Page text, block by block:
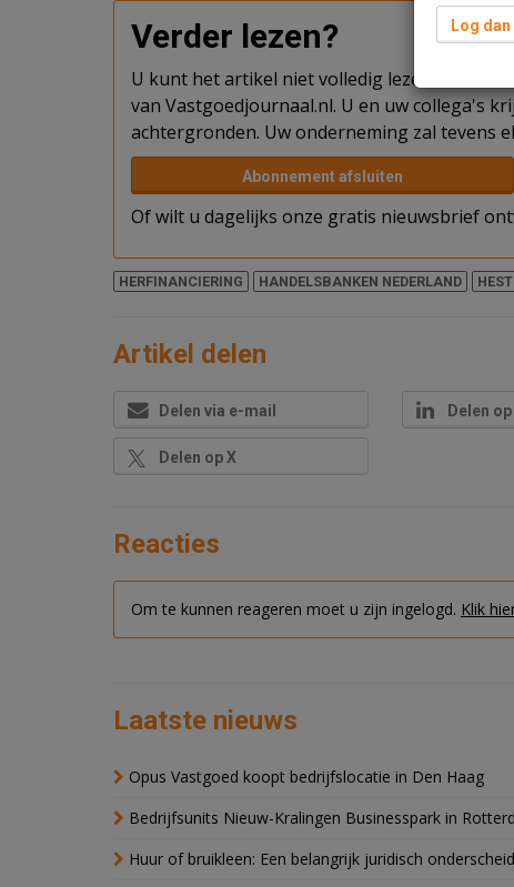
Verder lezen?
U kunt het artikel niet volledig lezen omdat u
van Vastgoedjournaal.nl. U en uw collega's
achtergronden. Uw onderneming zal tevens
Abonnement afsluiten
Of wilt u dagelijks onze gratis nieuwsbrief
HERFINANCIERING HANDELSBANKEN NEDERLAND
Artikel delen
Delen via e-mail Delen
Delen op X
Reacties
Om te kunnen reageren moet u zijn ingelogd. Klik
Laatste nieuws
Opus Vastgoed koopt bedrijfslocatie in Den Haag
Bedrijfsunits Nieuw-Kralingen Businesspark in
Huur of bruikleen: Een belangrijk juridisch onderscheid
Log